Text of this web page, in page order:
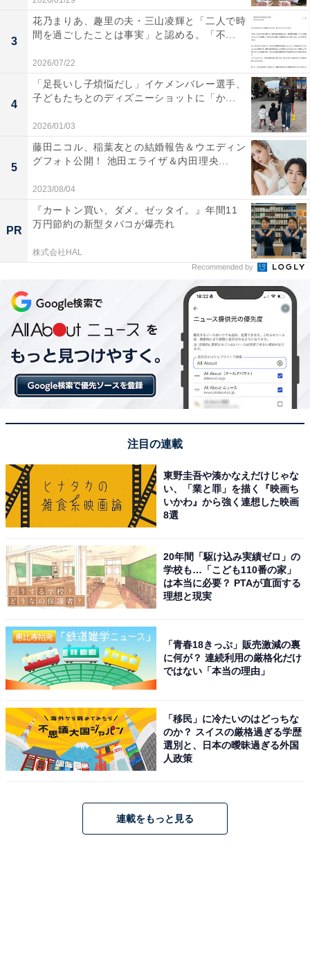
3
花乃まりあ、趣里の夫・三山凌輝と「二人で時
間を過ごしたことは事実」と認める。「不...
2026/07/22
4
「足長いし子煩悩だし」イケメンバレー選手、
子どもたちとのディズニーショットに「か...
2026/01/03
5
藤田ニコル、稲葉友との結婚報告＆ウエディン
グフォト公開！ 池田エライザ＆内田理央...
2023/08/04
PR
『カートン買い、ダメ。ゼッタイ。』年間11
万円節約の新型タバコが爆売れ
株式会社HAL
Recommended by
注目の連載
東野圭吾や湊かなえだけじゃな
い、「業と罪」を描く『映画ち
いかわ』から強く連想した映画
8選
20年間「駆け込み実績ゼロ」の
学校も…「こども110番の家」
は本当に必要？ PTAが直面する
理想と現実
「青春18きっぷ」販売激減の裏
に何が？ 連続利用の厳格化だけ
ではない「本当の理由」
「移民」に冷たいのはどっちな
のか？ スイスの厳格過ぎる学歴
選別と、日本の曖昧過ぎる外国
人政策
連載をもっと見る